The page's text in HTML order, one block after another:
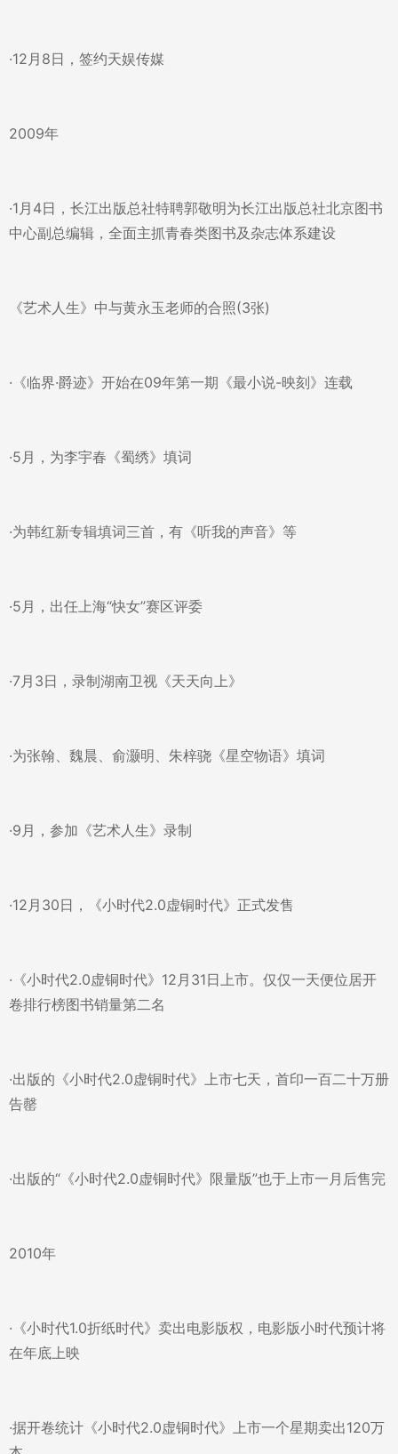
·12月8日，签约天娱传媒
2009年
·1月4日，长江出版总社特聘郭敬明为长江出版总社北京图书
中心副总编辑，全面主抓青春类图书及杂志体系建设
《艺术人生》中与黄永玉老师的合照(3张)
·《临界·爵迹》开始在09年第一期《最小说-映刻》连载
·5月，为李宇春《蜀绣》填词
·为韩红新专辑填词三首，有《听我的声音》等
·5月，出任上海“快女”赛区评委
·7月3日，录制湖南卫视《天天向上》
·为张翰、魏晨、俞灏明、朱梓骁《星空物语》填词
·9月，参加《艺术人生》录制
·12月30日，《小时代2.0虚铜时代》正式发售
·《小时代2.0虚铜时代》12月31日上市。仅仅一天便位居开
卷排行榜图书销量第二名
·出版的《小时代2.0虚铜时代》上市七天，首印一百二十万册
告罄
·出版的“《小时代2.0虚铜时代》限量版”也于上市一月后售完
2010年
·《小时代1.0折纸时代》卖出电影版权，电影版小时代预计将
在年底上映
·据开卷统计《小时代2.0虚铜时代》上市一个星期卖出120万